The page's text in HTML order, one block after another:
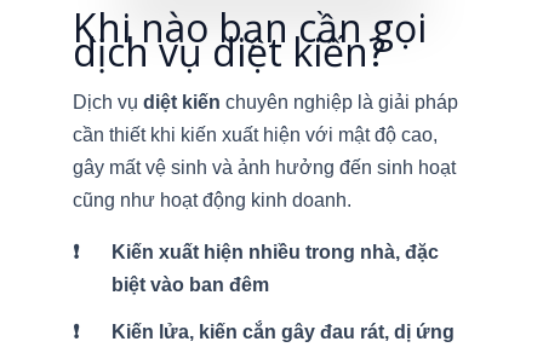
Khi nào bạn cần gọi
dịch vụ diệt kiến?
Dịch vụ diệt kiến chuyên nghiệp là giải pháp
cần thiết khi kiến xuất hiện với mật độ cao,
gây mất vệ sinh và ảnh hưởng đến sinh hoạt
cũng như hoạt động kinh doanh.
Kiến xuất hiện nhiều trong nhà, đặc
biệt vào ban đêm
Kiến lửa, kiến cắn gây đau rát, dị ứng